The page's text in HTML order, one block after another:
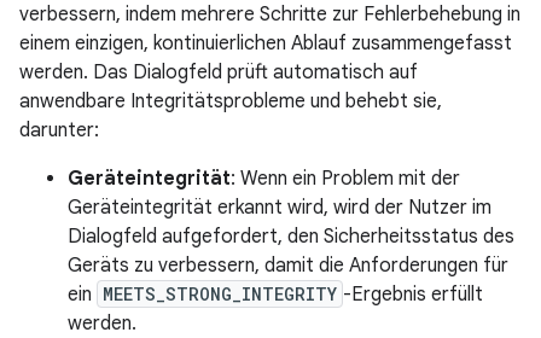
verbessern, indem mehrere Schritte zur Fehlerbehebung in
einem einzigen, kontinuierlichen Ablauf zusammengefasst
werden. Das Dialogfeld prüft automatisch auf
anwendbare Integritätsprobleme und behebt sie,
darunter:
Geräteintegrität: Wenn ein Problem mit der
Geräteintegrität erkannt wird, wird der Nutzer im
Dialogfeld aufgefordert, den Sicherheitsstatus des
Geräts zu verbessern, damit die Anforderungen für
ein MEETS_STRONG_INTEGRITY -Ergebnis erfüllt
werden.